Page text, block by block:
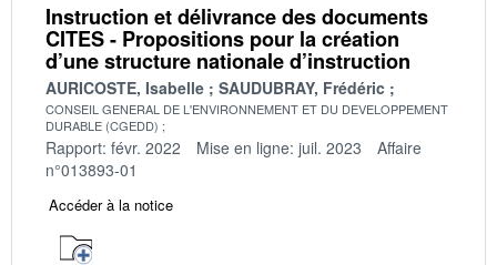
Instruction et délivrance des documents
CITES - Propositions pour la création
d’une structure nationale d’instruction
AURICOSTE, Isabelle SAUDUBRAY, Frédéric
CONSEIL GENERAL DE L'ENVIRONNEMENT ET DU DEVELOPPEMENT
DURABLE (CGEDD)
Rapport: févr. 2022 Mise en ligne: juil. 2023
Affaire
n°013893-01
Accéder à la notice